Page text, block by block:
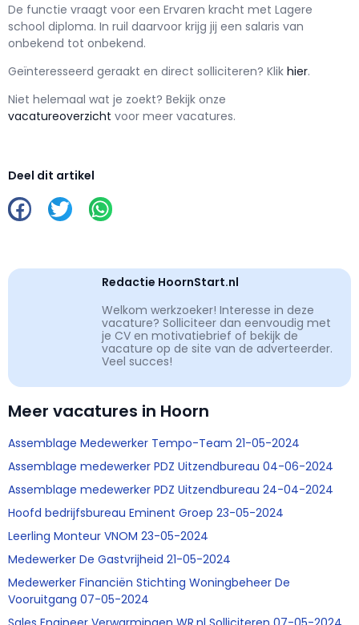
De functie vraagt voor een Ervaren kracht met Lagere
school diploma. In ruil daarvoor krijg jij een salaris van
onbekend tot onbekend.
Geïnteresseerd geraakt en direct solliciteren? Klik hier.
Niet helemaal wat je zoekt? Bekijk onze
vacatureoverzicht voor meer vacatures.
Deel dit artikel
Redactie HoornStart.nl
Welkom werkzoeker! Interesse in deze
vacature? Solliciteer dan eenvoudig met
je CV en motivatiebrief of bekijk de
vacature op de site van de adverteerder.
Veel succes!
Meer vacatures in Hoorn
Assemblage Medewerker Tempo-Team 21-05-2024
Assemblage medewerker PDZ Uitzendbureau 04-06-2024
Assemblage medewerker PDZ Uitzendbureau 24-04-2024
Hoofd bedrijfsbureau Eminent Groep 23-05-2024
Leerling Monteur VNOM 23-05-2024
Medewerker De Gastvrijheid 21-05-2024
Medewerker Financiën Stichting Woningbeheer De
Vooruitgang 07-05-2024